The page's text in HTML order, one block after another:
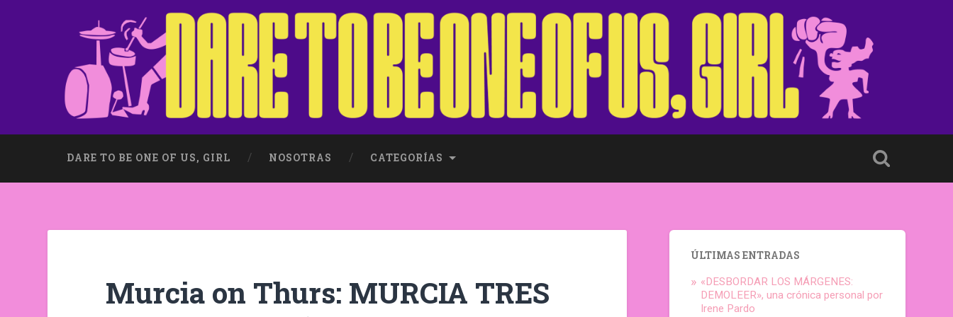
DARE TO BE ONE OF US, GIRL NOSOTRAS CATEGORÍAS
Murcia on Thurs: MURCIA TRES
ÚLTIMAS ENTRADAS
«DESBORDAR LOS MÁRGENES:
DEMOLEER», una crónica personal por
Irene Pardo